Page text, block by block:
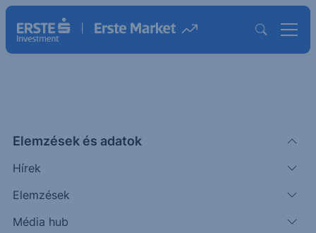
Elemzések és adatok
Hírek
Elemzések
Média hub
APPS(USA)
Digital Turbine Inc.
13.17 USD
Időpont: 26.08.05. 22:00